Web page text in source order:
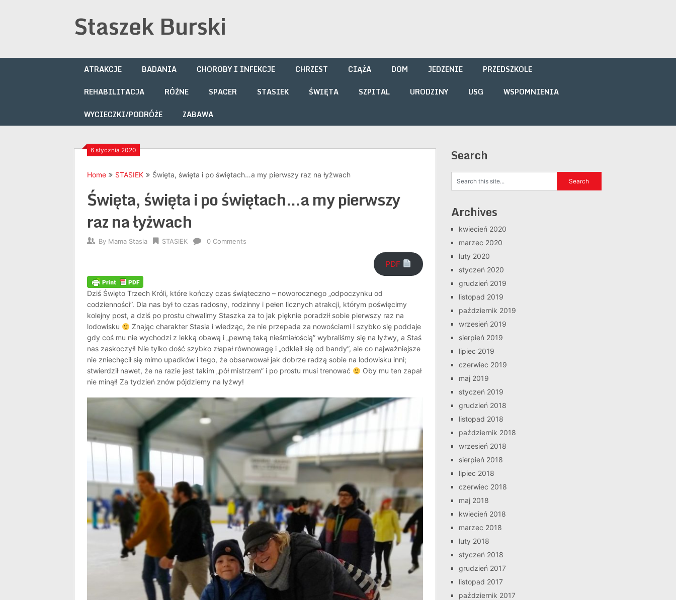
Staszek Burski
ATRAKCJE BADANIA CHOROBY I INFEKCJE CHRZEST CIĄŻA DOM JEDZENIE
PRZEDSZKOLE
REHABILITACJA
RÓŻNE SPACER STASIEK ŚWIĘTA SZPITAL URODZINY USG
WSPOMNIENIA
WYCIECZKI/PODRÓŻE
ZABAWA
6 stycznia 2020
Home STASIEK Święta, święta i po świętach…a my pierwszy raz na łyżwach
Święta, święta i po świętach…a my pierwszy
raz na łyżwach
By Mama Stasia STASIEK 0 Comments
PDF
Dziś Święto Trzech Króli, które kończy czas świąteczno – noworocznego „odpoczynku od
codzienności”. Dla nas był to czas radosny, rodzinny i pełen licznych atrakcji, którym poświęcimy
kolejny post, a dziś po prostu chwalimy Staszka za to jak pięknie poradził sobie pierwszy raz na
lodowisku
Znając charakter Stasia i wiedząc, że nie przepada za nowościami i szybko się poddaje
gdy coś mu nie wychodzi z lekką obawą i „pewną taką nieśmiałością” wybraliśmy się na łyżwy, a Staś
nas zaskoczył! Nie tylko dość szybko złapał równowagę i „odkleił się od bandy”, ale co najważniejsze
nie zniechęcił się mimo upadków i tego, że obserwował jak dobrze radzą sobie na lodowisku inni;
stwierdził nawet, że na razie jest takim „pół mistrzem” i po prostu musi trenować
Oby mu ten zapał
nie minął! Za tydzień znów pójdziemy na łyżwy!
Search
Archives
kwiecień 2020
marzec 2020
luty 2020
styczeń 2020
grudzień 2019
listopad 2019
październik 2019
wrzesień 2019
sierpień 2019
lipiec 2019
czerwiec 2019
maj 2019
styczeń 2019
grudzień 2018
listopad 2018
październik 2018
wrzesień 2018
sierpień 2018
lipiec 2018
czerwiec 2018
maj 2018
kwiecień 2018
marzec 2018
luty 2018
styczeń 2018
grudzień 2017
listopad 2017
październik 2017